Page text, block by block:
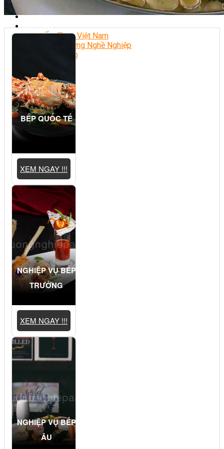
Chè Bưởi
Món Ngon Mỗi Ngày
Tin Tức
Ẩm Thực Việt Nam
Định Hướng Nghề Nghiệp
Tổng Hợp
BẾP QUỐC TẾ
XEM NGAY !!!
NGHIỆP VỤ BẾP
TRƯỞNG
XEM NGAY !!!
NGHIỆP VỤ BẾP
ÂU